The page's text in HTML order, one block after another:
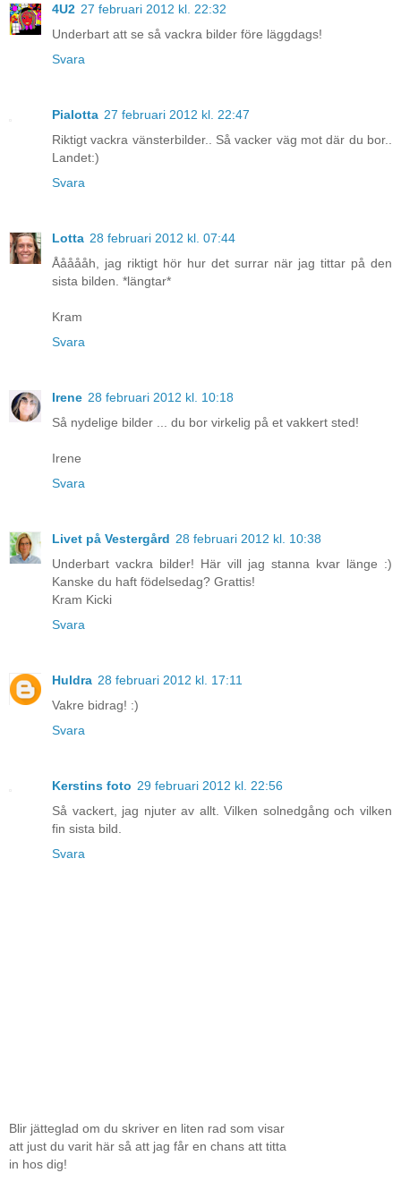
4U2 27 februari 2012 kl. 22:32
Underbart att se så vackra bilder före läggdags!
Svara
Pialotta 27 februari 2012 kl. 22:47
Riktigt vackra vänsterbilder.. Så vacker väg mot där du bor..
Landet:)
Svara
Lotta 28 februari 2012 kl. 07:44
Åååååh, jag riktigt hör hur det surrar när jag tittar på den
sista bilden. *längtar*
Kram
Svara
Irene 28 februari 2012 kl. 10:18
Så nydelige bilder ... du bor virkelig på et vakkert sted!
Irene
Svara
Livet på Vestergård 28 februari 2012 kl. 10:38
Underbart vackra bilder! Här vill jag stanna kvar länge :)
Kanske du haft födelsedag? Grattis!
Kram Kicki
Svara
Huldra 28 februari 2012 kl. 17:11
Vakre bidrag! :)
Svara
Kerstins foto 29 februari 2012 kl. 22:56
Så vackert, jag njuter av allt. Vilken solnedgång och vilken
fin sista bild.
Svara
Blir jätteglad om du skriver en liten rad som visar
att just du varit här så att jag får en chans att titta
in hos dig!